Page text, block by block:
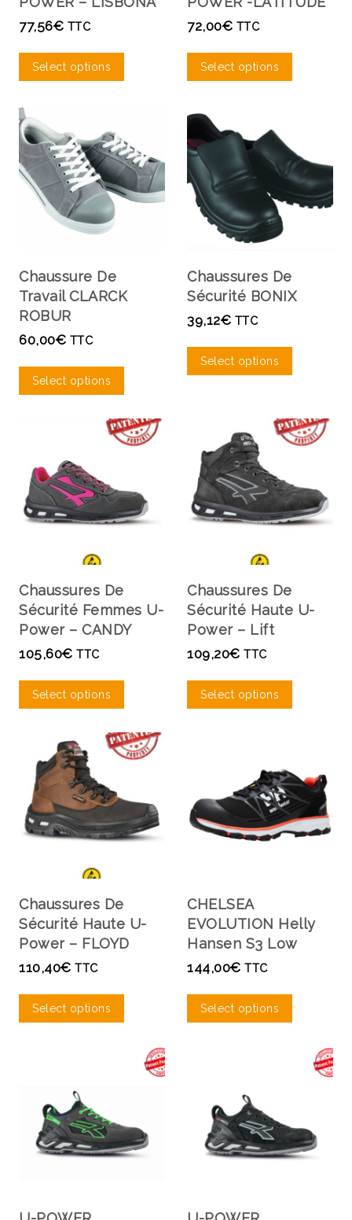
77,56€ TTC
Select options
72,00€ TTC
Select options
Chaussure De
Travail CLARCK
ROBUR
60,00€ TTC
Select options
Chaussures De
Sécurité BONIX
39,12€ TTC
Select options
Chaussures De
Sécurité Femmes U-
Power – CANDY
105,60€ TTC
Select options
Chaussures De
Sécurité Haute U-
Power – Lift
109,20€ TTC
Select options
Chaussures De
Sécurité Haute U-
Power – FLOYD
110,40€ TTC
Select options
CHELSEA
EVOLUTION Helly
Hansen S3 Low
144,00€ TTC
Select options